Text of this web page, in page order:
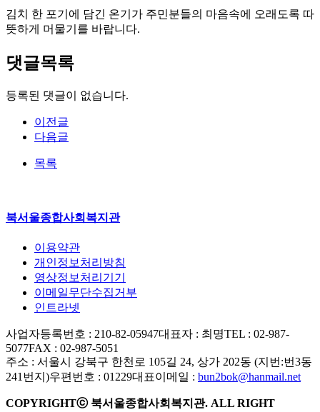
김치 한 포기에 담긴 온기가 주민분들의 마음속에 오래도록 따
뜻하게 머물기를 바랍니다.
댓글목록
등록된 댓글이 없습니다.
이전글
다음글
목록
북서울종합사회복지관
이용약관
개인정보처리방침
영상정보처리기기
이메일무단수집거부
인트라넷
사업자등록번호 : 210-82-05947대표자 : 최명TEL : 02-987-
5077FAX : 02-987-5051
주소 : 서울시 강북구 한천로 105길 24, 상가 202동 (지번:번3동
241번지)우편번호 : 01229대표이메일 : bun2bok@hanmail.net
COPYRIGHTⓒ 북서울종합사회복지관. ALL RIGHT